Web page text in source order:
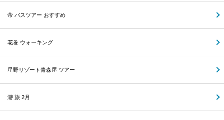
帝 バスツアー おすすめ
花巻 ウォーキング
星野リゾート青森屋 ツアー
瀞 旅 2月